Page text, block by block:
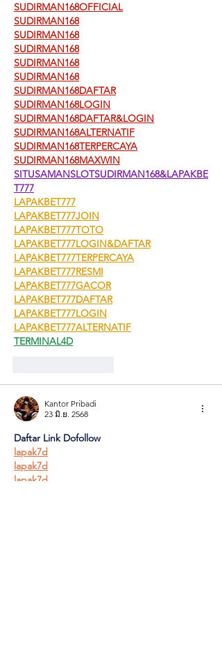
SUDIRMAN168OFFICIAL
SUDIRMAN168
SUDIRMAN168
SUDIRMAN168
SUDIRMAN168
SUDIRMAN168
SUDIRMAN168DAFTAR
SUDIRMAN168LOGIN
SUDIRMAN168DAFTAR&LOGIN
SUDIRMAN168ALTERNATIF
SUDIRMAN168TERPERCAYA
SUDIRMAN168MAXWIN
SITUSAMANSLOTSUDIRMAN168&LAPAKBE
T777
LAPAKBET777
LAPAKBET777JOIN
LAPAKBET777TOTO
LAPAKBET777LOGIN&DAFTAR
LAPAKBET777TERPERCAYA
LAPAKBET777RESMI
LAPAKBET777GACOR
LAPAKBET777DAFTAR
LAPAKBET777LOGIN
LAPAKBET777ALTERNATIF
TERMINAL4D
Kantor Pribadi
23 มิ.ย. 2568
Daftar Link Dofollow
lapak7d
lapak7d
lapak7d